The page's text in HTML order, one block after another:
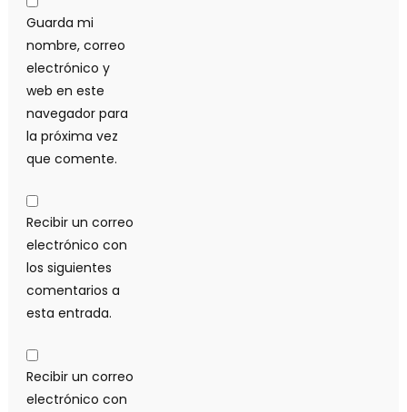
Guarda mi
nombre, correo
electrónico y
web en este
navegador para
la próxima vez
que comente.
Recibir un correo
electrónico con
los siguientes
comentarios a
esta entrada.
Recibir un correo
electrónico con